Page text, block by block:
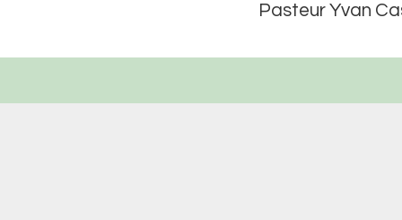
Pasteur Yvan